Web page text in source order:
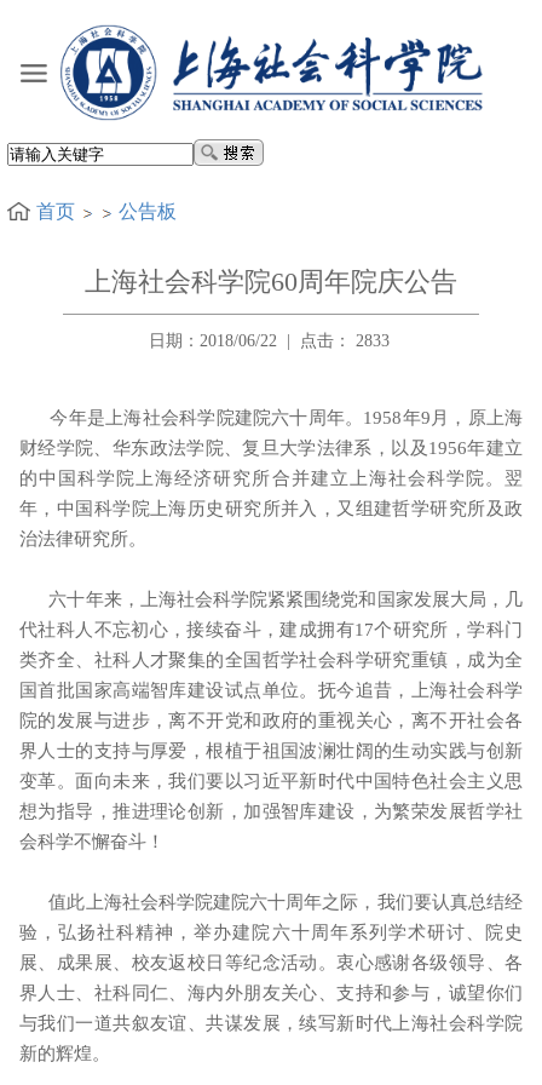
首页 公告板
上海社会科学院60周年院庆公告
日期：2018/06/22 点击： 2833
今年是上海社会科学院建院六十周年。 1958年9月，原上海
财经学院、华东政法学院、复旦大学法律系，以及 1956年建立
的中国科学院上海经济研究所合并建立上海社会科学院。翌
年，中国科学院上海历史研究所并入，又组建哲学研究所及政
治法律研究所。
六十年来，上海社会科学院紧紧围绕党和国家发展大局，几
代社科人不忘初心，接续奋斗，建成拥有17个研究所，学科门
类齐全、社科人才聚集的全国哲学社会科学研究重镇，成为全
国首批国家高端智库建设试点单位。抚今追昔，上海社会科学
院的发展与进步，离不开党和政府的重视关心，离不开社会各
界人士的支持与厚爱，根植于祖国波澜壮阔的生动实践与创新
变革。面向未来，我们要以习近平新时代中国特色社会主义思
想为指导，推进理论创新，加强智库建设，为繁荣发展哲学社
会科学不懈奋斗！
值此上海社会科学院建院六十周年之际，我们要认真总结经
验，弘扬社科精神，举办建院六十周年系列学术研讨、院史
展、成果展、校友返校日等纪念活动。衷心感谢各级领导、各
界人士、社科同仁、海内外朋友关心、支持和参与，诚望你们
与我们一道共叙友谊、共谋发展，续写新时代上海社会科学院
新的辉煌。